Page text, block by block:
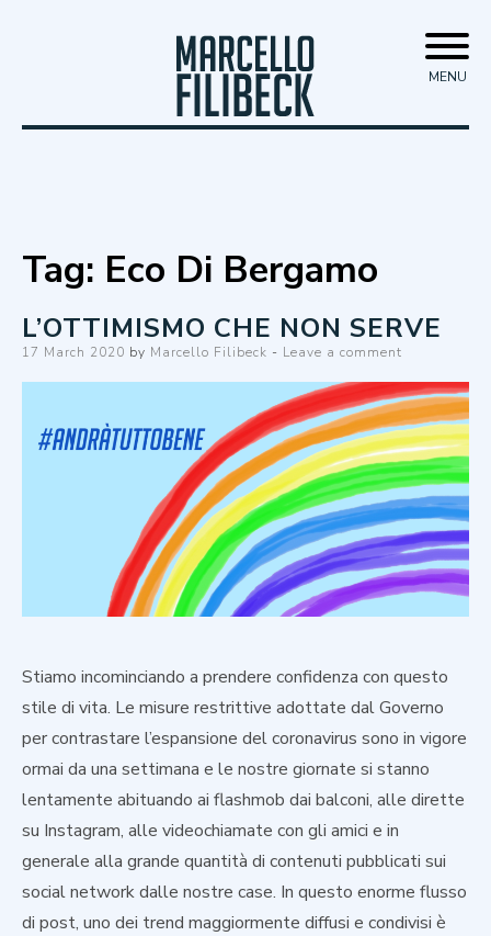
Skip
to
content
Marcello Filibeck MENU
Tag: Eco Di Bergamo
L’OTTIMISMO CHE NON SERVE
Posted
17 March 2020 by Marcello Filibeck Leave a comment
Stiamo incominciando a prendere confidenza con questo
stile di vita. Le misure restrittive adottate dal Governo
per contrastare l’espansione del coronavirus sono in vigore
ormai da una settimana e le nostre giornate si stanno
lentamente abituando ai flashmob dai balconi, alle dirette
su Instagram, alle videochiamate con gli amici e in
generale alla grande quantità di contenuti pubblicati sui
social network dalle nostre case. In questo enorme flusso
di post, uno dei trend maggiormente diffusi e condivisi è